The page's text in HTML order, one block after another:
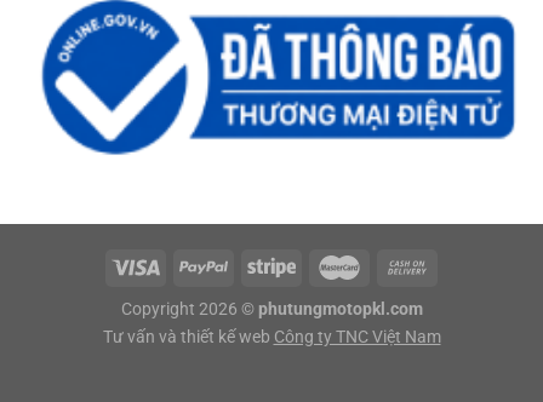
Copyright 2026 © phutungmotopkl.com
Tư vấn và thiết kế web Công ty TNC Việt Nam